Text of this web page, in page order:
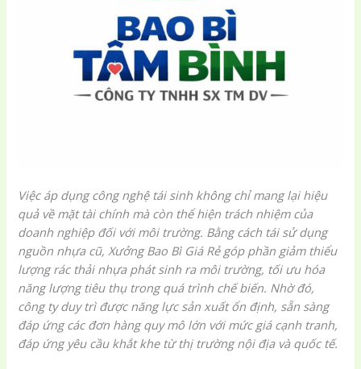
Việc áp dụng công nghệ tái sinh không chỉ mang lại hiệu
quả về mặt tài chính mà còn thể hiện trách nhiệm của
doanh nghiệp đối với môi trường. Bằng cách tái sử dụng
nguồn nhựa cũ, Xưởng Bao Bì Giá Rẻ góp phần giảm thiểu
lượng rác thải nhựa phát sinh ra môi trường, tối ưu hóa
năng lượng tiêu thụ trong quá trình chế biến. Nhờ đó,
công ty duy trì được năng lực sản xuất ổn định, sẵn sàng
đáp ứng các đơn hàng quy mô lớn với mức giá cạnh tranh,
đáp ứng yêu cầu khắt khe từ thị trường nội địa và quốc tế.